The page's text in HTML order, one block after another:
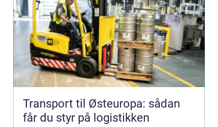
Transport til Østeuropa: sådan
får du styr på logistikken